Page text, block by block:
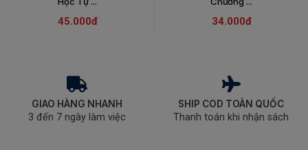
45.000đ 34.000đ
GIAO HÀNG NHANH
3 đến 7 ngày làm việc
SHIP COD TOÀN QUỐC
Thanh toán khi nhận sách